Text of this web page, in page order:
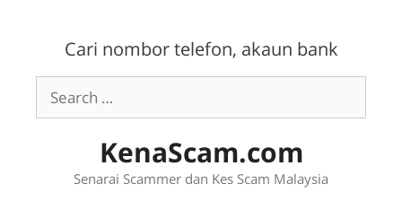
Cari nombor telefon, akaun bank
Search
for:
KenaScam.com
Senarai Scammer dan Kes Scam Malaysia